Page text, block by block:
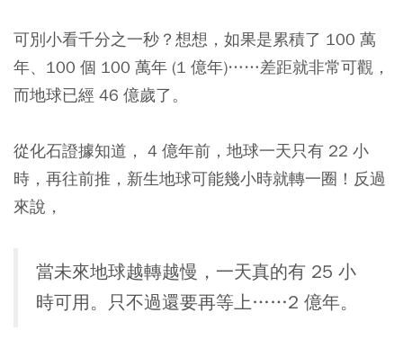
可別小看千分之一秒？想想，如果是累積了 100 萬
年、100 個 100 萬年 (1 億年)……差距就非常可觀，
而地球已經 46 億歲了。
從化石證據知道， 4 億年前，地球一天只有 22 小
時，再往前推，新生地球可能幾小時就轉一圈！反過
來說，
當未來地球越轉越慢，一天真的有 25 小
時可用。只不過還要再等上……2 億年。